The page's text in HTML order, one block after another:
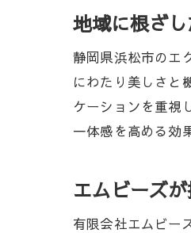
地域に根ざ
静岡県浜松市のエ
にわたり美しさと
ケーションを重視
一体感を高める効
エムビーズ
有限会社エムビー